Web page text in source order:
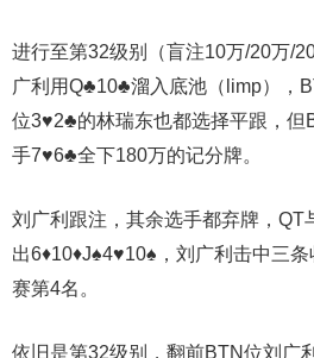
进行至第32级别（盲注10万/20万/
广利用Q♣️10♣️溜入底池（limp），
位3♥️2♣️的林瑞东也都选择平跟，但
手7♥️6♣️全下180万的记分牌。
刘广利跟注，其余选手都弃牌，QT
出6♦️10♦️J♠️4♥️10♠️，刘广利击中三
赛第4名。
依旧是第32级别，翻前BTN位刘广